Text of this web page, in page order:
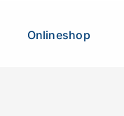
Onlineshop